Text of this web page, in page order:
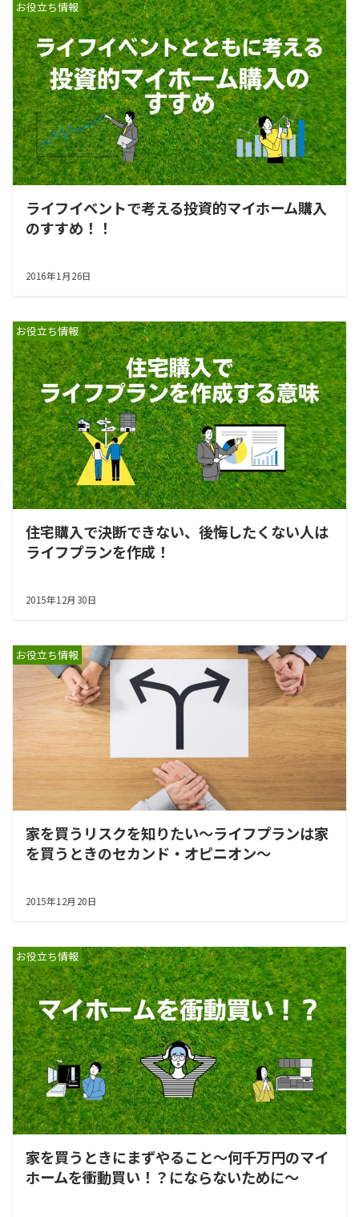
お役立ち情報
ライフイベントで考える投資的マイホーム購入
のすすめ！！
2016年1月26日
お役立ち情報
住宅購入で決断できない、後悔したくない人は
ライフプランを作成！
2015年12月30日
お役立ち情報
家を買うリスクを知りたい～ライフプランは家
を買うときのセカンド・オピニオン～
2015年12月20日
お役立ち情報
家を買うときにまずやること～何千万円のマイ
ホームを衝動買い！？にならないために～